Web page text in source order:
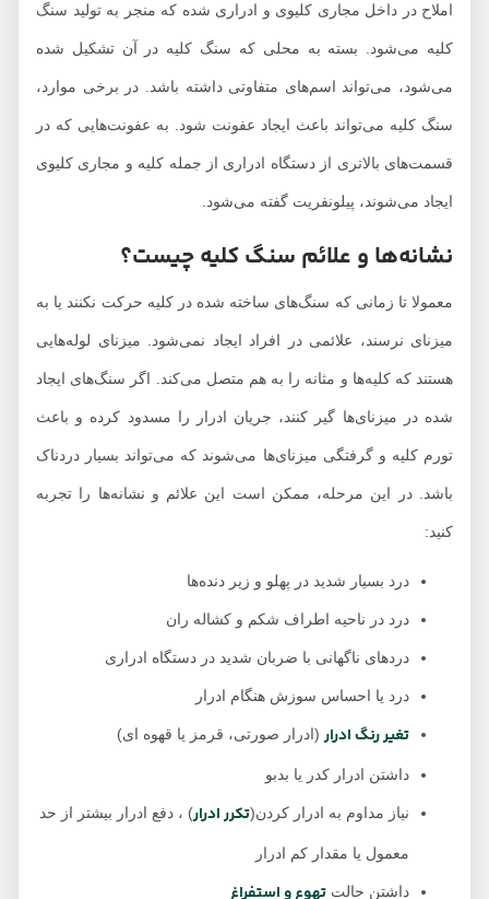
املاح در داخل مجاری کلیوی و ادراری شده که منجر به تولید سنگ
کلیه می‌شود. بسته به محلی که سنگ کلیه در آن تشکیل شده
می‌شود، می‌تواند اسم‌های متفاوتی داشته باشد. در برخی موارد،
سنگ کلیه می‌تواند باعث ایجاد عفونت شود. به عفونت‌هایی که در
قسمت‌های بالاتری از دستگاه ادراری از جمله کلیه و مجاری کلیوی
ایجاد می‌شوند، پیلونفریت گفته می‌شود.
نشانه‌ها و علائم سنگ کلیه چیست؟
معمولا تا زمانی که سنگ‌های ساخته شده در کلیه حرکت نکنند یا به
میزنای نرسند، علائمی در افراد ایجاد نمی‌شود. میزنای لوله‌هایی
هستند که کلیه‌ها و مثانه را به هم متصل می‌کند. اگر سنگ‌های ایجاد
شده در میزنای‌ها گیر کنند، جریان ادرار را مسدود کرده و باعث
تورم کلیه و گرفتگی میزنای‌ها می‌شوند که می‌تواند بسیار دردناک
باشد. در این مرحله، ممکن است این علائم و نشانه‌ها را تجربه
درد بسیار شدید در پهلو و زیر دنده‌ها
درد در ناحیه اطراف شکم و کشاله ران
دردهای ناگهانی با ضربان شدید در دستگاه ادراری
درد یا احساس سوزش هنگام ادرار
تغیر رنگ ادرار(ادرار صورتی، قرمز یا قهوه ای)
داشتن ادرار کدر یا بدبو
نیاز مداوم به ادرار کردن(تکرر ادرار ) ، دفع ادرار بیشتر از حد
معمول یا مقدار کم ادرار
داشتن حالت‌تهوع و استفراغ